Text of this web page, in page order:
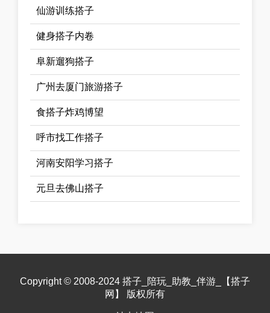
仙游训练搭子
健身搭子内卷
阜新遛狗搭子
广州去厦门旅游搭子
食搭子炸鸡博望
呼市找工作搭子
河南安阳学习搭子
元旦去佛山搭子
Copyright © 2008-2024 搭子_陪玩_助教_伴游_【搭子
网】 版权所有